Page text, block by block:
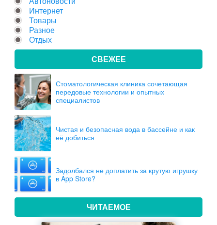
Интернет
Товары
Разное
Отдых
СВЕЖЕЕ
Стоматологическая клиника сочетающая
передовые технологии и опытных
специалистов
Чистая и безопасная вода в бассейне и как
её добиться
Задолбался не доплатить за крутую игрушку
в App Store?
ЧИТАЕМОЕ